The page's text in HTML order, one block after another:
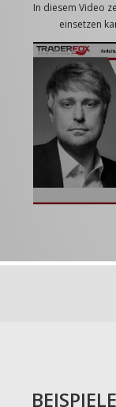
In diesem Video
einsetzen